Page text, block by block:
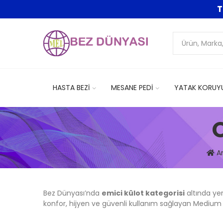
HASTA BEZİ MESANE PEDİ YATAK
Bez Dünyası’nda emici külot kategorisi altında
konfor, hijyen ve güvenli kullanım sağlayan